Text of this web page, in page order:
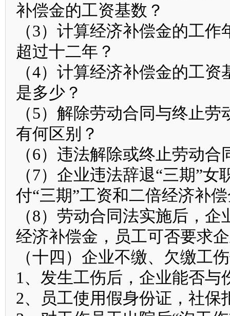
补偿金的工资基数？
（3）计算经济补偿金的工
超过十二年？
（4）计算经济补偿金的工
是多少？
（5）解除劳动合同与终止
有何区别？
（6）违法解除或终止劳动
（7）企业违法辞退“三期”
付“三期”工资和二倍经济补
（8）劳动合同法实施后，
经济补偿金，员工可否要求
（十四）企业不缴、欠缴工
1、发生工伤后，企业能否与
2、员工使用假身份证，社保